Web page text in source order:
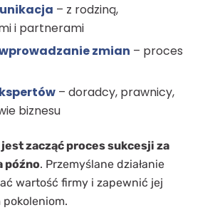
– z rodziną,
i partnerami
zmian – proces
– doradcy, prawnicy,
biznesu
zacząć proces sukcesji za
późno. Przemyślane działanie
wartość firmy i zapewnić jej